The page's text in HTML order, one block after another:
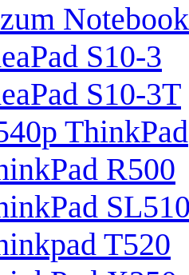
S10-3
S10-3T
ThinkPad
R500
T520